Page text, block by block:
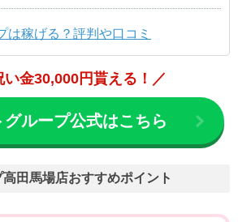
稼げる？評判や口コミ
い金30,000円貰える！／
グループ公式はこちら
田馬場店おすすめポイント